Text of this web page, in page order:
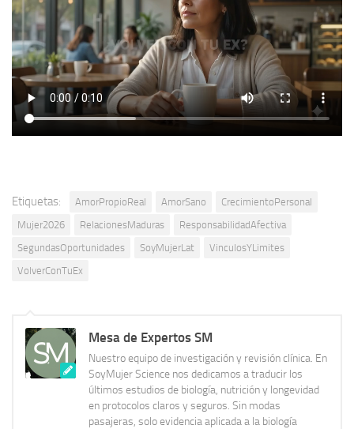
Etiquetas: AmorPropioReal AmorSano
CrecimientoPersonal
Mujer2026
RelacionesMaduras
ResponsabilidadAfectiva
SegundasOportunidades
SoyMujerLat
VinculosYLimites
VolverConTuEx
Mesa de Expertos SM
Nuestro equipo de investigación y revisión clínica. En
SoyMujer Science nos dedicamos a traducir los
últimos estudios de biología, nutrición y longevidad
en protocolos claros y seguros. Sin modas
pasajeras, solo evidencia aplicada a la biología